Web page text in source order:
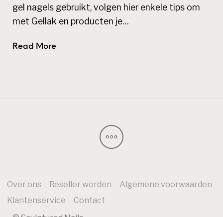
gel nagels gebruikt, volgen hier enkele tips om
met Gellak en producten je…
Read More
Over ons Reseller worden
Algemene voorwaarden
Klantenservice
Contact